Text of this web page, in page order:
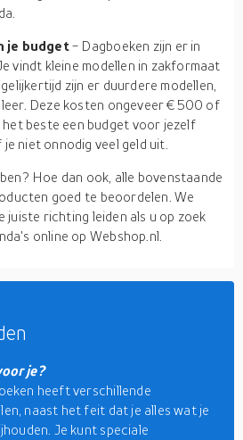
je budget- Dagboeken zijn er in
vindt kleine modellen in zakformaat
zijn er duurdere modellen,
leer. Deze kosten ongeveer €500 of
het beste een budget voor jezelf
niet onnodig veel geld uit.
Hoe dan ook, alle bovenstaande
goed te beoordelen. We
juiste richting leiden als u op zoek
online op Webshop.nl.
je?
heeft verschillende
naast het feit dat je alles wat je
Je kunt speciale